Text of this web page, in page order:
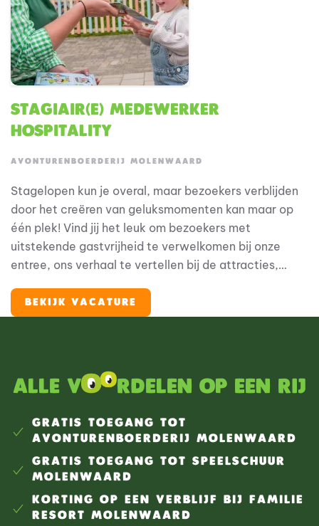
Stagiair(e) Medewerker
Hospitality
AVONTURENBOERDERIJ MOLENWAARD
Stagelopen kun je overal, maar bezoekers verblijden
door het creëren van geluksmomenten kan maar op
één plek! Vind jij het leuk om bezoekers met
uitstekende gastvrijheid te verwelkomen bij onze
entree, ons verhaal te vertellen bij de attracties,
attracties, bezoekers de lekkerste Hollandse
producten te laten proeven in de horeca of om de
dit de perfecte stageplaats voor jou!
BEKIJK VACATURE
Alle v rdelen op een rij
GRATIS TOEGANG TOT
AVONTURENBOERDERIJ MOLENWAARD
GRATIS TOEGANG TOT SPEELSCHUUR
MOLENWAARD
KORTING OP EEN VERBLIJF BIJ FAMILIE
RESORT MOLENWAARD